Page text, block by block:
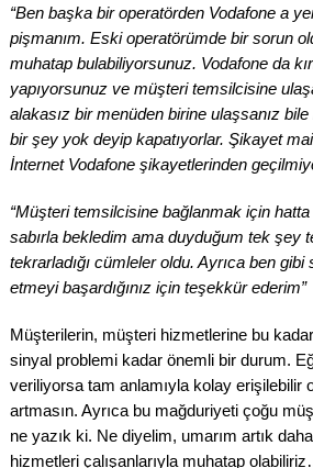
“Ben başka bir operatörden Vodafonea
pişmanım. Eski operatörümde bir sorun
muhatap bulabiliyorsunuz. Vodafone da
yapıyorsunuz ve müşteri temsilcisine
alakasız bir menüden birine ulaşsanız
bir şey yok deyip kapatıyorlar. Şikayet
İnternet Vodafone şikayetlerinden
“Müşteri temsilcisine bağlanmak için hatta
sabırla bekledim ama duyduğum tek şey
tekrarladığı cümleler oldu. Ayrıca ben gibi
etmeyi başardığınız için teşekkür ederim”
Müşterilerin, müşteri hizmetlerine bu
sinyal problemi kadar önemli bir durum.
veriliyorsa tam anlamıyla kolay erişilebilir
artmasın. Ayrıca bu mağduriyeti çoğu
ne yazık ki. Ne diyelim, umarım artık
hizmetleri çalışanlarıyla muhatap